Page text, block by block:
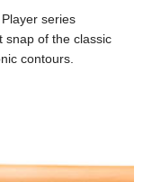
series
snap of the classic
contours.